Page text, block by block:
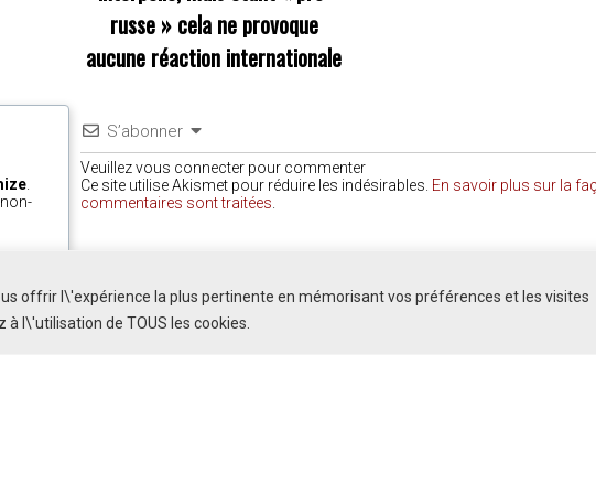
offrir l\'expérience la plus pertinente en mémorisant vos préférences et les visites
l\'utilisation de TOUS les cookies.
russe » cela ne provoque
aucune réaction internationale
S’abonner
Veuillez vous connecter pour commenter
Ce site utilise Akismet pour réduire les indésirables. En savoir plus sur la
commentaires sont traitées